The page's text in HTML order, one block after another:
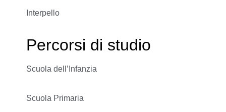
Interpello
Percorsi di studio
Scuola dell’Infanzia
Scuola Primaria